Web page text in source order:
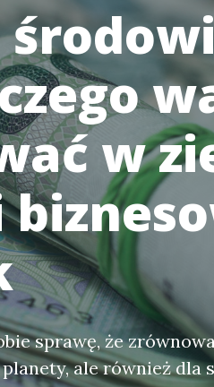
w
sprawę, że
ale również dla